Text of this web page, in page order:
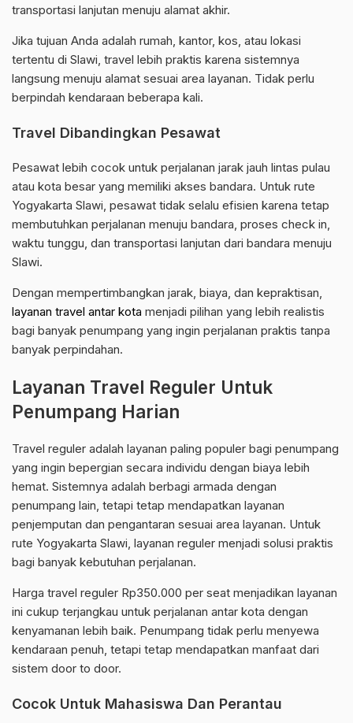
transportasi lanjutan menuju alamat akhir.
Jika tujuan Anda adalah rumah, kantor, kos, atau lokasi
tertentu di Slawi, travel lebih praktis karena sistemnya
langsung menuju alamat sesuai area layanan. Tidak perlu
berpindah kendaraan beberapa kali.
Travel Dibandingkan Pesawat
Pesawat lebih cocok untuk perjalanan jarak jauh lintas pulau
atau kota besar yang memiliki akses bandara. Untuk rute
Yogyakarta Slawi, pesawat tidak selalu efisien karena tetap
membutuhkan perjalanan menuju bandara, proses check in,
waktu tunggu, dan transportasi lanjutan dari bandara menuju
Slawi.
Dengan mempertimbangkan jarak, biaya, dan kepraktisan,
layanan travel antar kota menjadi pilihan yang lebih realistis
bagi banyak penumpang yang ingin perjalanan praktis tanpa
banyak perpindahan.
Layanan Travel Reguler Untuk
Penumpang Harian
Travel reguler adalah layanan paling populer bagi penumpang
yang ingin bepergian secara individu dengan biaya lebih
hemat. Sistemnya adalah berbagi armada dengan
penumpang lain, tetapi tetap mendapatkan layanan
penjemputan dan pengantaran sesuai area layanan. Untuk
rute Yogyakarta Slawi, layanan reguler menjadi solusi praktis
bagi banyak kebutuhan perjalanan.
Harga travel reguler Rp350.000 per seat menjadikan layanan
ini cukup terjangkau untuk perjalanan antar kota dengan
kenyamanan lebih baik. Penumpang tidak perlu menyewa
kendaraan penuh, tetapi tetap mendapatkan manfaat dari
sistem door to door.
Cocok Untuk Mahasiswa Dan Perantau